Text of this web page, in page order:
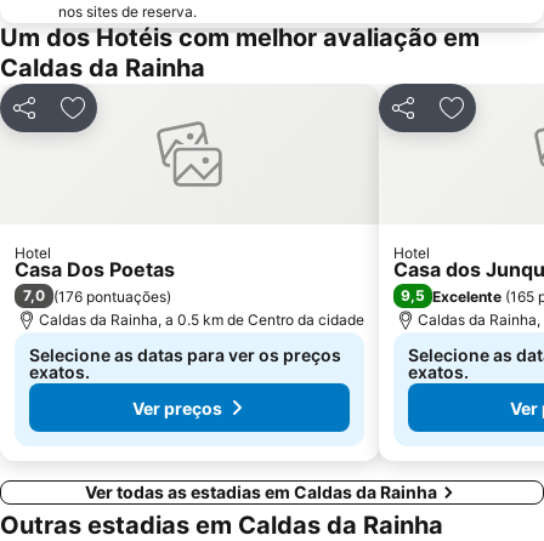
Praia Norte
Quinta Pedagógica do Cuco
de Porto Dinheiro
Porto das Barcas
Parque Vale do Ribeiro de São Pedro de Moel
Touril de Atouguia da Baleia
Mosteiro da Batalha
Estação comboios de Leiria
Monumento ao Peregrino em Fátima
Praia de São Bernardino
Praia de Vale Furado
nos sites de reserva.
Um dos Hotéis com melhor avaliação em
Caldas da Rainha
PartilharAdicionar aos favoritos
Hotel
Casa Dos Poetas
7,0 (176 pontuações)
Caldas da Rainha, a 0.5 km de Centro da cidade
Selecione as datas para ver os preços
exatos.
Ver preços
Partilhar
Hotel
Casa dos
9,5 Excelente (165
Caldas da
Selecione as
exatos.
Ver
Ver todas as estadias em Caldas da Rainha
Outras estadias em Caldas da Rainha